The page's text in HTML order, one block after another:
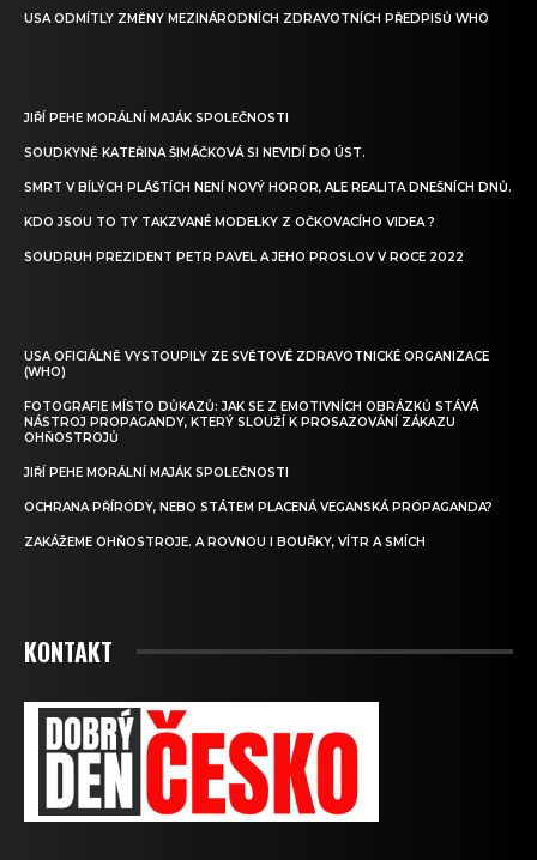
USA ODMÍTLY ZMĚNY MEZINÁRODNÍCH ZDRAVOTNÍCH PŘEDPISŮ WHO
JIŘÍ PEHE MORÁLNÍ MAJÁK SPOLEČNOSTI
SOUDKYNĚ KATEŘINA ŠIMÁČKOVÁ SI NEVIDÍ DO ÚST.
SMRT V BÍLÝCH PLÁŠTÍCH NENÍ NOVÝ HOROR, ALE REALITA DNEŠNÍCH DNŮ.
KDO JSOU TO TY TAKZVANÉ MODELKY Z OČKOVACÍHO VIDEA ?
SOUDRUH PREZIDENT PETR PAVEL A JEHO PROSLOV V ROCE 2022
USA OFICIÁLNĚ VYSTOUPILY ZE SVĚTOVÉ ZDRAVOTNICKÉ ORGANIZACE
(WHO)
FOTOGRAFIE MÍSTO DŮKAZŮ: JAK SE Z EMOTIVNÍCH OBRÁZKŮ STÁVÁ
NÁSTROJ PROPAGANDY, KTERÝ SLOUŽÍ K PROSAZOVÁNÍ ZÁKAZU
OHŇOSTROJŮ
JIŘÍ PEHE MORÁLNÍ MAJÁK SPOLEČNOSTI
OCHRANA PŘÍRODY, NEBO STÁTEM PLACENÁ VEGANSKÁ PROPAGANDA?
ZAKÁŽEME OHŇOSTROJE. A ROVNOU I BOUŘKY, VÍTR A SMÍCH
KONTAKT